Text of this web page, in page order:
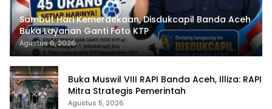
Sambut Hari Kemerdekaan, Disdukcapil Banda Aceh
Buka Layanan Ganti Foto KTP
Agustus 6, 2026
Buka Muswil VIII RAPI Banda Aceh, Illiza: RAPI
Mitra Strategis Pemerintah
Agustus 5, 2026